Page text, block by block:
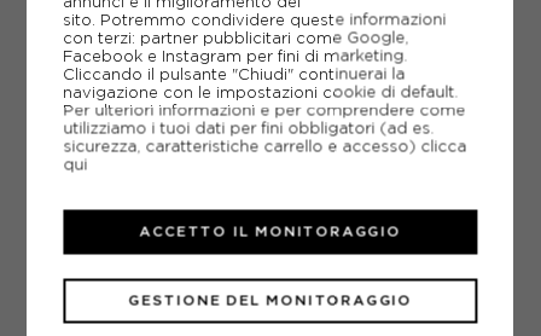
DOMANDE FREQUENTI
Come ordinare la taglia giusta?
CONSIGLIATI DA NOI
sito. Potremmo condividere queste informazioni
con terzi: partner pubblicitari come Google,
Facebook e Instagram per fini di marketing.
Cliccando il pulsante "Chiudi" continuerai la
navigazione con le impostazioni cookie di default.
Per ulteriori informazioni e per comprendere come
utilizziamo i tuoi dati per fini obbligatori (ad es.
sicurezza, caratteristiche carrello e accesso) clicca
qui
GESTIONE DEL MONITORAGGIO
ACCETTO IL MONITORAGGIO